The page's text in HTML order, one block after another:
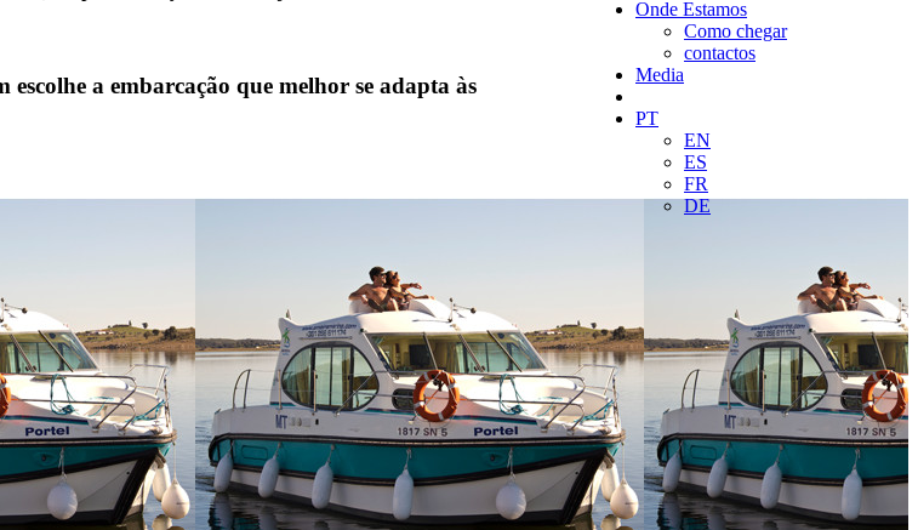
Onde Estamos
Como chegar
contactos
Media
PT
EN
ES
FR
DE
escolhe a embarcação que melhor se adapta às